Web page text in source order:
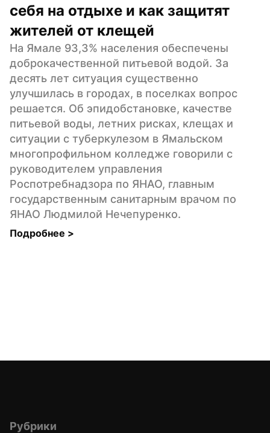
себя на отдыхе и как защитят
жителей от клещей
На Ямале 93,3% населения обеспечены
доброкачественной питьевой водой. За
десять лет ситуация существенно
улучшилась в городах, в поселках вопрос
решается. Об эпидобстановке, качестве
питьевой воды, летних рисках, клещах и
ситуации с туберкулезом в Ямальском
многопрофильном колледже говорили с
руководителем управления
Роспотребнадзора по ЯНАО, главным
государственным санитарным врачом по
ЯНАО Людмилой Нечепуренко.
Подробнее >
Рубрики